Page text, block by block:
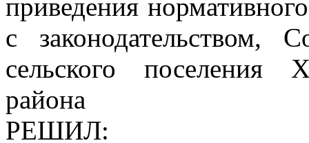
приведения
с законодательством,
сельского поселения
района
РЕШИЛ: